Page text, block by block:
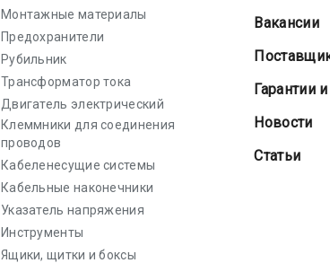
Монтажные материалы
Предохранители
Рубильник
Трансформатор тока
Двигатель электрический
Клеммники для соединения
проводов
Кабеленесущие системы
Кабельные наконечники
Указатель напряжения
Инструменты
Ящики, щитки и боксы
Вакансии
Гарантии
Новости
Статьи